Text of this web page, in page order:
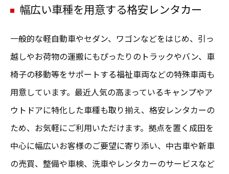
幅広い車種を用意する格安レンタカー
一般的な軽自動車やセダン、ワゴンなどをはじめ、引っ
越しやお荷物の運搬にもぴったりのトラックやバン、車
椅子の移動等をサポートする福祉車両などの特殊車両も
用意しています。最近人気の高まっているキャンプやア
ウトドアに特化した車種も取り揃え、格安レンタカーの
ため、お気軽にご利用いただけます。拠点を置く成田を
中心に幅広いお客様のご要望に寄り添い、中古車や新車
の売買、整備や車検、洗車やレンタカーのサービスなど